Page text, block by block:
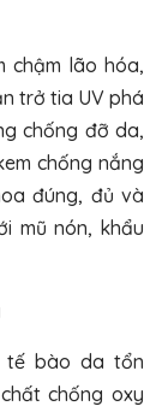
chậm lão hóa,
trở tia UV phá
chống đỡ da,
chống nắng
đúng, đủ và
mũ nón, khẩu
tế bào da tổn
chống oxy